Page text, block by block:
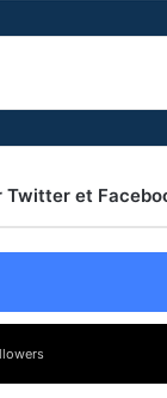
Twitter et